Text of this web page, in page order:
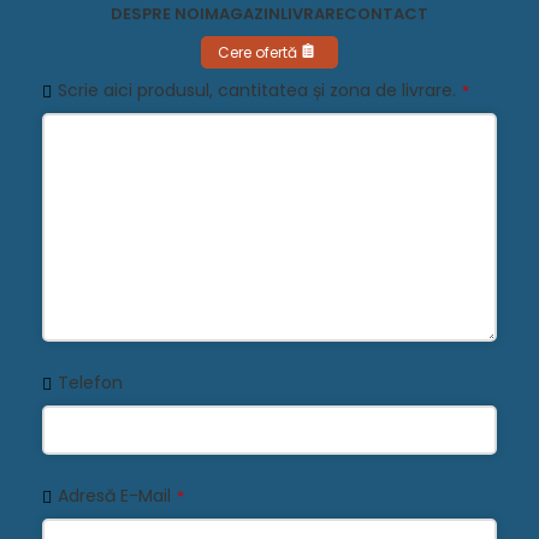
DESPRE NOIMAGAZINLIVRARECONTACT
Cere ofertă
Scrie aici produsul, cantitatea și zona de livrare. *
Telefon
Adresă E-Mail *